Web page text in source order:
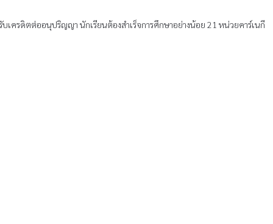
เครดิตต่ออนุปริญญา นักเรียนต้องสําเร็จการศึกษาอย่างน้อย 21 หน่วยคาร์เนกี